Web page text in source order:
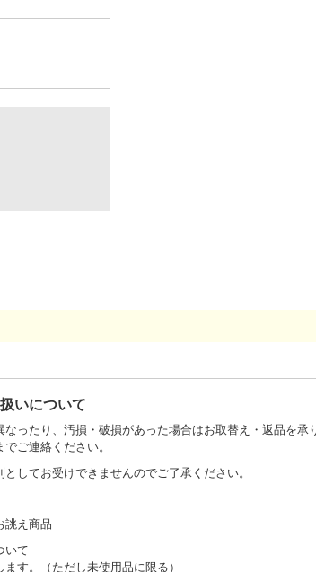
いについて
ったり、汚損・破損があった場合はお取替え・返品を承
ご連絡ください。
してお受けできませんのでご了承ください。
誂え商品
いて
す。（ただし未使用品に限る）